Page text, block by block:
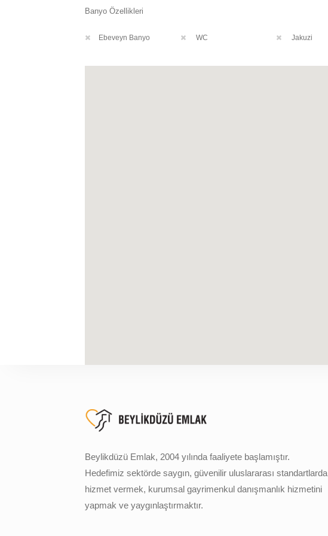
Banyo Özellikleri
Ebeveyn Banyo WC Jakuzi
Beylikdüzü Emlak, 2004 yılında faaliyete başlamıştır.
Hedefimiz sektörde saygın, güvenilir uluslararası standartlarda
hizmet vermek, kurumsal gayrimenkul danışmanlık hizmetini
yapmak ve yaygınlaştırmaktır.